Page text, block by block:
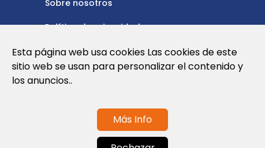
Sobre nosotros
Política de privacidad
Política de cookies
Nota Legal y Condiciones de Uso de la
Contáctanos
Esta página web usa cookies Las cookies de este
sitio web se usan para personalizar el contenido y
los anuncios..
Más Info